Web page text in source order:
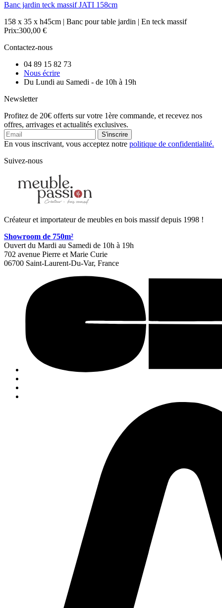
Banc jardin teck massif JATI 158cm
158 x 35 x h45cm | Banc pour table jardin | En teck massif
Prix:300,00 €
Contactez-nous
04 89 15 82 73
Nous écrire
Du Lundi au Samedi - de 10h à 19h
Newsletter
Profitez de 20€ offerts sur votre 1ère commande, et recevez nos
offres, arrivages et actualités exclusives.
S'inscrire
En vous inscrivant, vous acceptez notre politique de confidentialité.
Suivez-nous
Créateur et importateur de meubles en bois massif depuis 1998 !
Showroom de 750m²
Ouvert du Mardi au Samedi de 10h à 19h
702 avenue Pierre et Marie Curie
06700 Saint-Laurent-Du-Var, France